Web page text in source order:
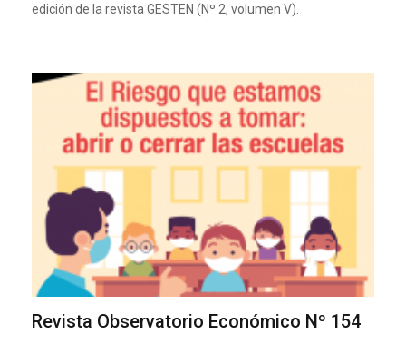
edición de la revista GESTEN (Nº 2, volumen V).
Revista Observatorio Económico Nº 154